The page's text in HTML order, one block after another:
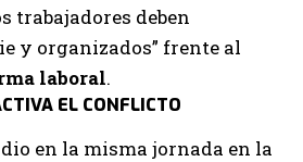
trabajadores deben
y organizados” frente al
laboral.
EL CONFLICTO
en la misma jornada en la